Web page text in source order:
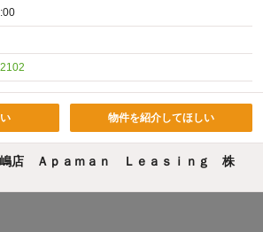
物件を紹介してほしい
嶋店 Ａｐａｍａｎ Ｌｅａｓｉｎｇ 株